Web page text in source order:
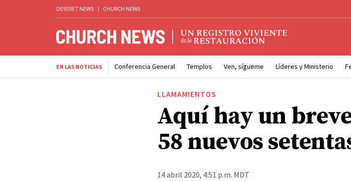
DESERET NEWS | CHURCH NEWS
EN LAS NOTICIAS Conferencia General Templos Ven, sígueme Líderes y Ministerio
LLAMAMIENTOS
Aquí hay un
58 nuevos
14 abril 2020, 4:51 p.m. MDT